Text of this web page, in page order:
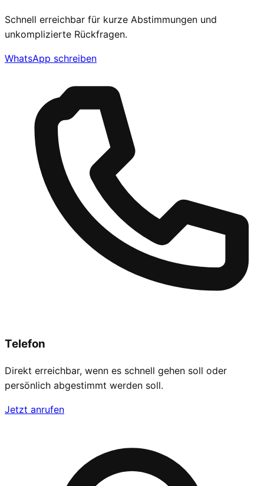
Schnell erreichbar für kurze Abstimmungen und
unkomplizierte Rückfragen.
WhatsApp schreiben
Telefon
Direkt erreichbar, wenn es schnell gehen soll oder
persönlich abgestimmt werden soll.
Jetzt anrufen